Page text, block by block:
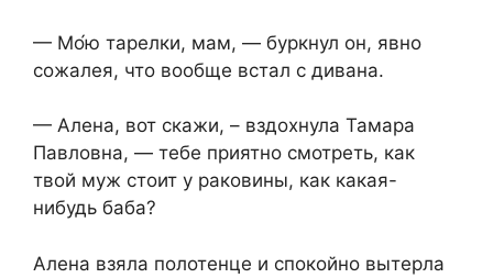
— Мо́ю тарелки, мам, — буркнул он, явно
сожалея, что вообще встал с дивана.
— Алена, вот скажи, – вздохнула Тамара
Павловна, — тебе приятно смотреть, как
твой муж стоит у раковины, как какая-
нибудь баба?
Алена взяла полотенце и спокойно вытерла